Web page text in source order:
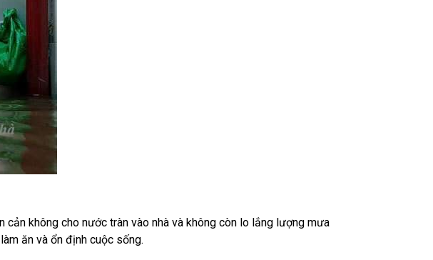
không cho nước tràn vào nhà và không còn lo lắng lượng mưa
ăn và ổn định cuộc sống.